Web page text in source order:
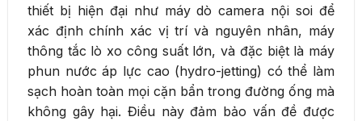
thiết bị hiện đại như máy dò camera nội soi để
xác định chính xác vị trí và nguyên nhân, máy
thông tắc lò xo công suất lớn, và đặc biệt là máy
phun nước áp lực cao (hydro-jetting) có thể làm
sạch hoàn toàn mọi cặn bẩn trong đường ống mà
không gây hại. Điều này đảm bảo vấn đề được